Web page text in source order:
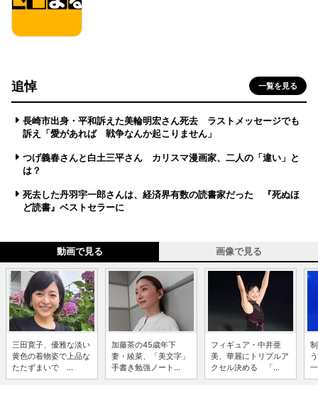
追悼 一覧を見る
長崎市出身・平和訴えた美輪明宏さん死去 ラストメッセージでも
訴え「愛があれば 戦争なんか起こりません」
つげ義春さんと白土三平さん カリスマ漫画家、二人の「違い」と
は？
死去した丹羽宇一郎さんは、経済界有数の読書家だった 『死ぬほ
ど読書』ベストセラーに
動画で見る 画像で見る
三田寛子、優雅な淡い
黄色の着物姿で上品な
たたずまいで ...
加藤茶の45歳年下
妻・綾菜、「美文字」
手書き勉強ノート...
フィギュア・中井亜
美、華麗にトリプルア
クセル決める 「...